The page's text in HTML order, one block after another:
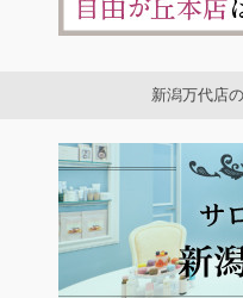
新潟万代店